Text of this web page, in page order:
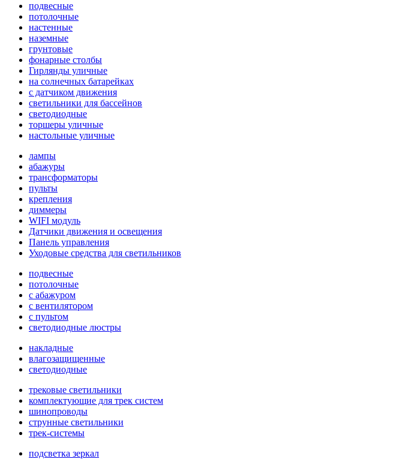
подвесные
потолочные
настенные
наземные
грунтовые
фонарные столбы
Гирлянды уличные
на солнечных батарейках
с датчиком движения
светильники для бассейнов
светодиодные
торшеры уличные
настольные уличные
лампы
абажуры
трансформаторы
пульты
крепления
диммеры
WIFI модуль
Датчики движения и освещения
Панель управления
Уходовые средства для светильников
подвесные
потолочные
с абажуром
с вентилятором
с пультом
светодиодные люстры
накладные
влагозащищенные
светодиодные
трековые светильники
комплектующие для трек систем
шинопроводы
струнные светильники
трек-системы
подсветка зеркал